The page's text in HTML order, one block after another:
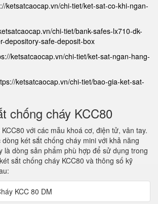
ketsatcaocap.vn/chi-tiet/ket-sat-co-khi-ngan-
chi-tiet/bank-safes-lx710-dk-
depository-safe-deposit-box
ketsatcaocap.vn/chi-tiet/ket-sat-ngan-hang-
ketsatcaocap.vn/chi-tiet/bao-gia-ket-sat-
chống cháy KCC80
với các mẫu khoá cơ, điện tử, vân tay.
két sắt chống cháy mini với khả năng
là dòng sản phẩm phù hợp để sử dụng trong
sắt chống cháy KCC80 và thông số kỹ